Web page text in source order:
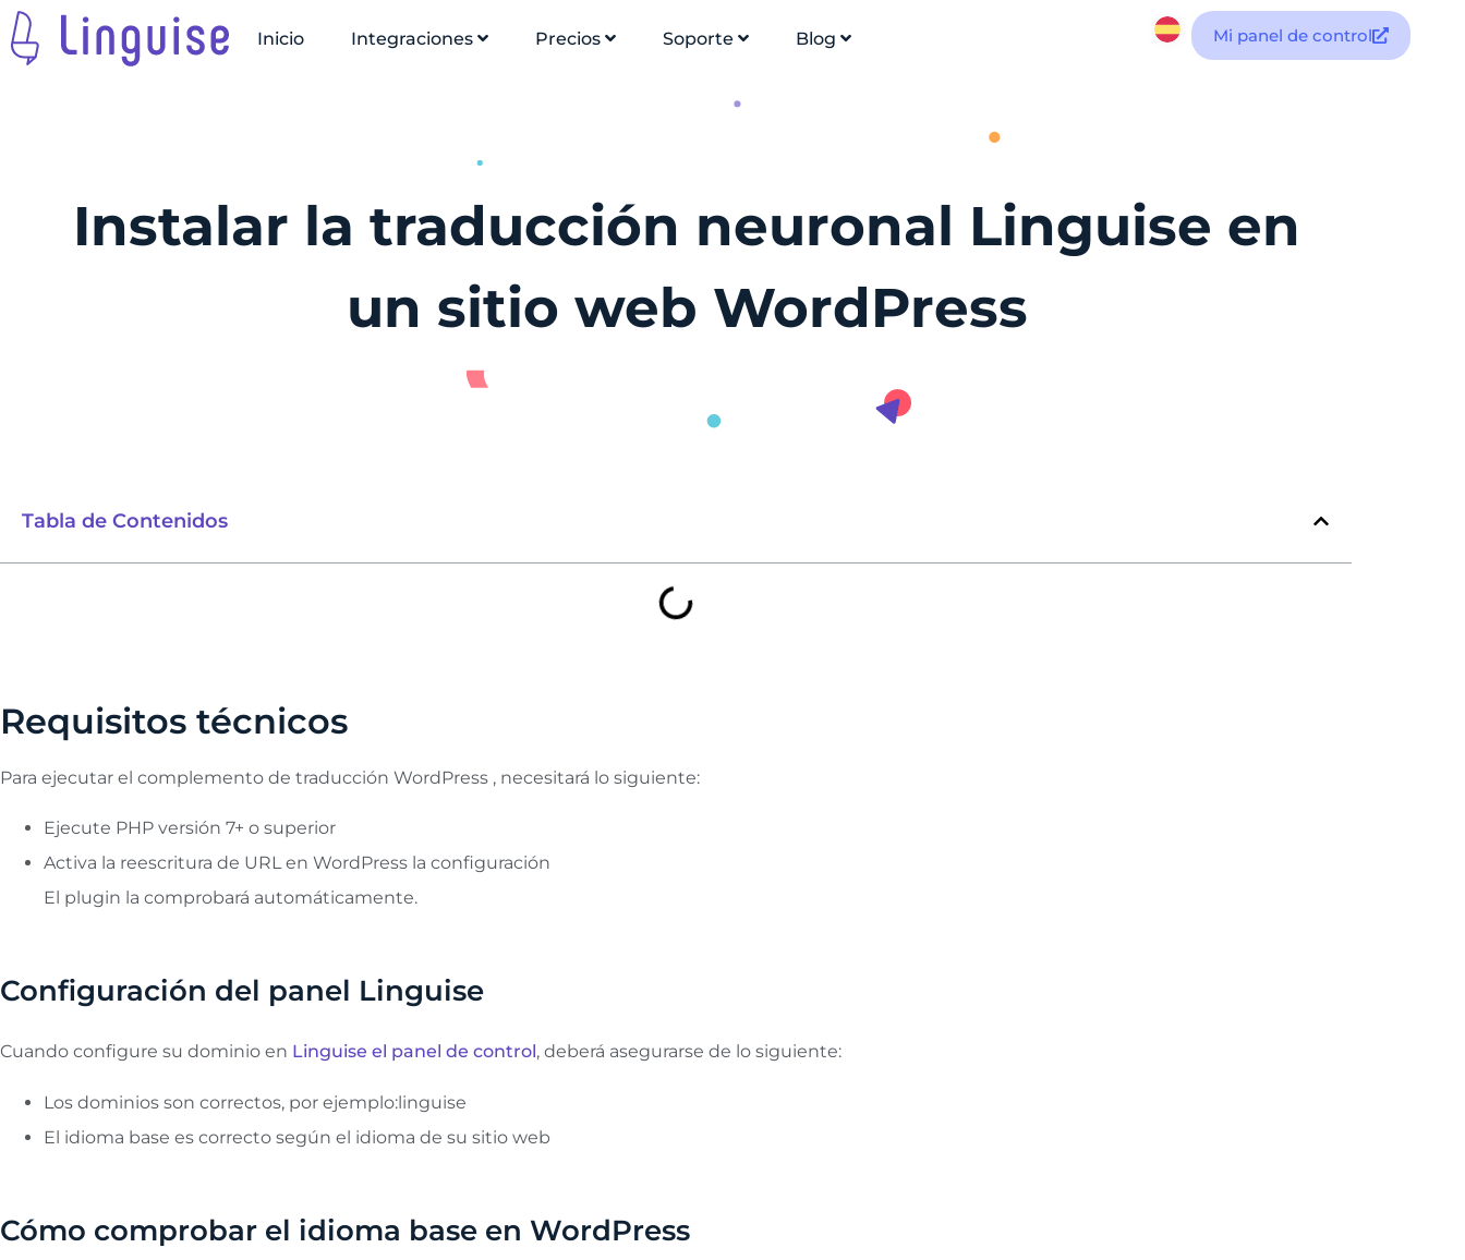
Inicio Integraciones Precios Soporte Blog Mi panel de control
Instalar la traducción neuronal Linguise en
un sitio web WordPress
Tabla de Contenidos
Requisitos técnicos
Para ejecutar el complemento de traducción WordPress , necesitará lo siguiente:
Ejecute PHP versión 7+ o superior
Activa la reescritura de URL en WordPress la configuración
El plugin la comprobará automáticamente.
Configuración del panel Linguise
Cuando configure su dominio en Linguise el panel de control , deberá asegurarse de lo siguiente:
Los dominios son correctos, por ejemplo:linguise
El idioma base es correcto según el idioma de su sitio web
Cómo comprobar el idioma base en WordPress